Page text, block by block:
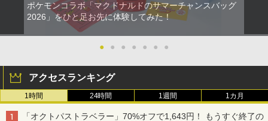
ポケモンコラボ「マクドナルドのサマーチャンスバッグ
2026」をひと足お先に体験してみた！
● ● ● ● ● ● ●
アクセスランキング
1時間 24時間 1週間 1カ月
「オクトパストラベラー」70%オフで1,643円！ もうすぐ終了の